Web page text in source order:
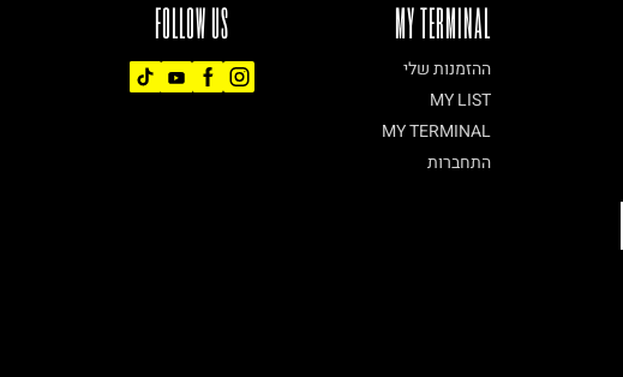
FOLLOW US MY TERMINAL
ההזמנות שלי
MY LIST
MY TERMINAL
התחברות